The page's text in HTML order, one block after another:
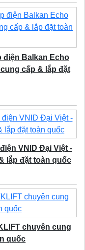
điện Balkan Echo
cấp & lắp đặt
VNID Đại Việt -
lắp đặt toàn quốc
chuyên cung
quốc